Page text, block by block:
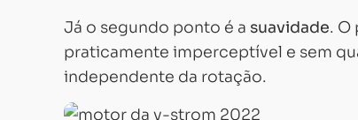
Já o segundo ponto é a suavidade. O
praticamente imperceptível e sem
independente da rotação.